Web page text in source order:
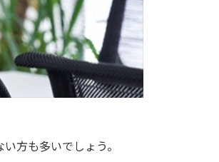
方も多いでしょう。